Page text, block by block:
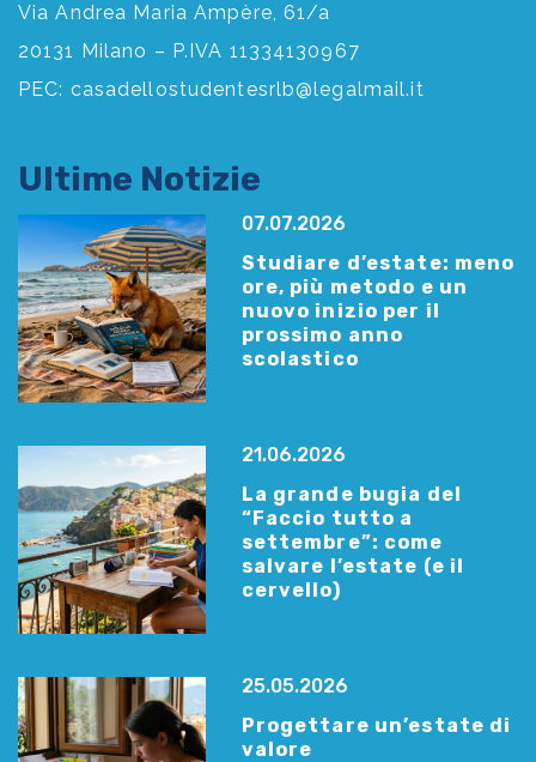
Via Andrea Maria Ampère, 61/a
20131 Milano – P.IVA 11334130967
PEC: casadellostudentesrlb@legalmail.it
Ultime Notizie
07.07.2026
Studiare d’estate: meno
ore, più metodo e un
nuovo inizio per il
prossimo anno
scolastico
21.06.2026
La grande bugia del
“Faccio tutto a
settembre”: come
salvare l’estate (e il
cervello)
25.05.2026
Progettare un’estate di
valore